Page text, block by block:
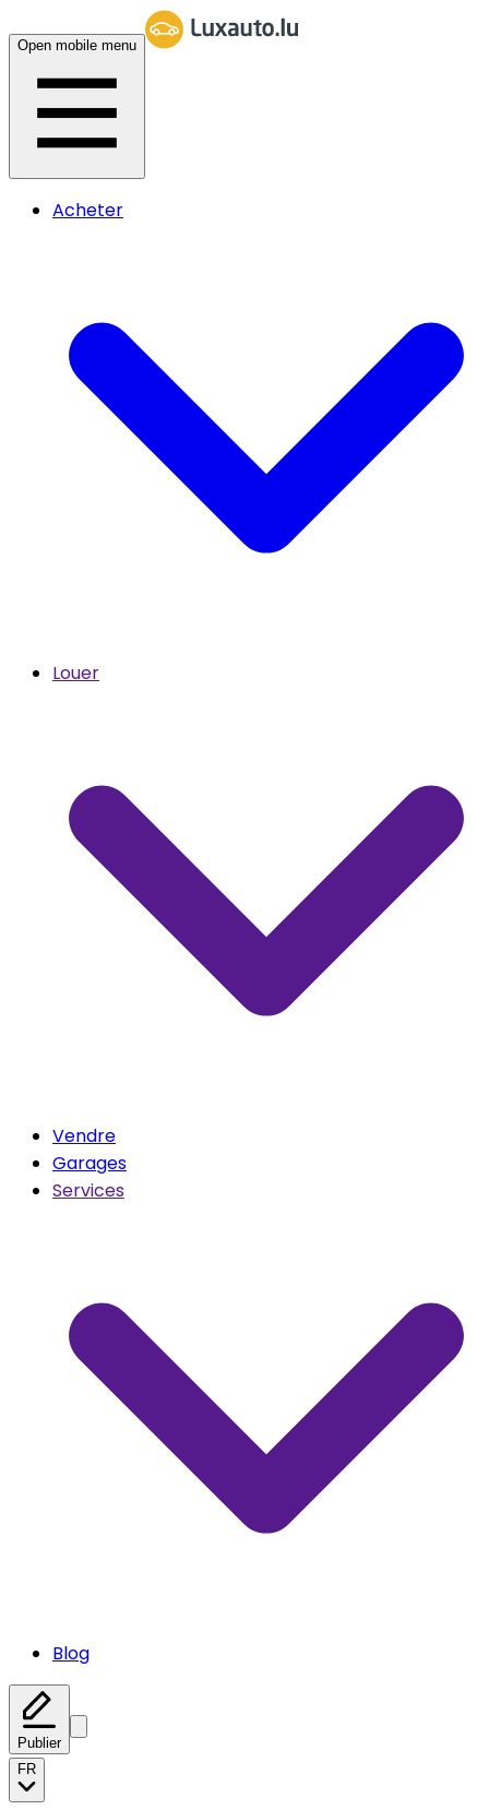
Open mobile menu
Acheter
Louer
Vendre
Garages
Services
Blog
Publier
FR